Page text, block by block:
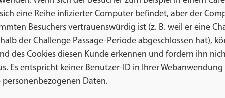
eine Reihe infizierter Computer befindet, aber der
Besuchers vertrauenswürdig ist (z. B. weil er eine
der Challenge Passage-Periode abgeschlossen hat),
des Cookies diesen Kunde erkennen und fordern ihn
Es entspricht keiner Benutzer-ID in Ihrer
personenbezogenen Daten.